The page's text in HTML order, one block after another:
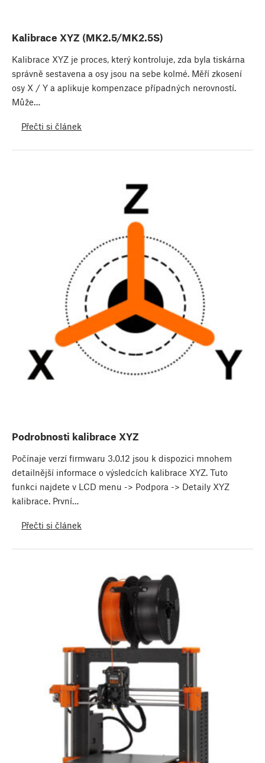
Kalibrace XYZ (MK2.5/MK2.5S)
Kalibrace XYZ je proces, který kontroluje, zda byla tiskárna
správně sestavena a osy jsou na sebe kolmé. Měří zkosení
osy X / Y a aplikuje kompenzace případných nerovností.
Může…
Přečti si článek
Podrobnosti kalibrace XYZ
Počínaje verzí firmwaru 3.0.12 jsou k dispozici mnohem
detailnější informace o výsledcích kalibrace XYZ. Tuto
funkci najdete v LCD menu -> Podpora -> Detaily XYZ
kalibrace. První…
Přečti si článek